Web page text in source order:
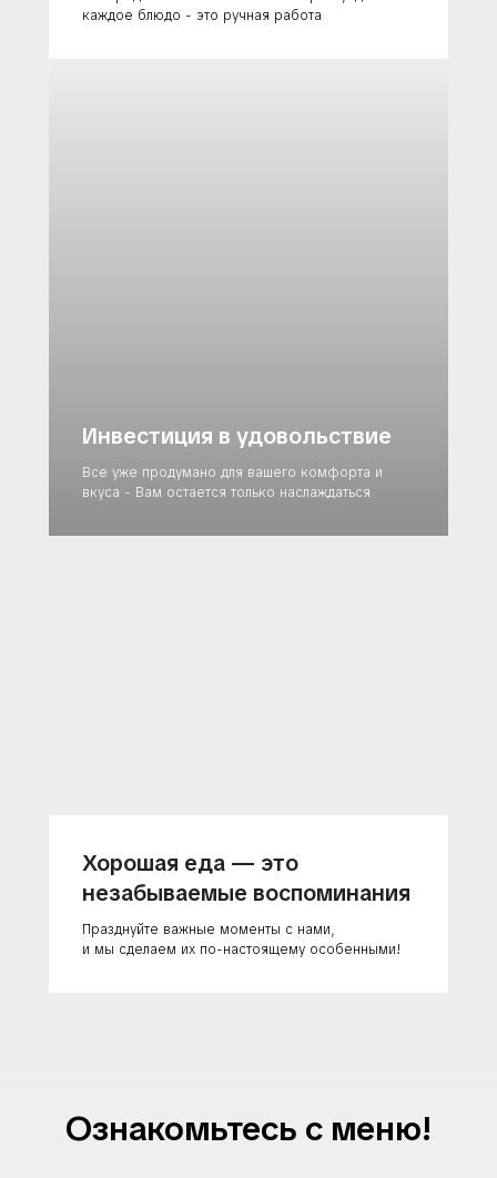
каждое блюдо - это ручная работа
Инвестиция в удовольствие
Все уже продумано для вашего комфорта и
вкуса - Вам остается только наслаждаться
Хорошая еда — это
незабываемые воспоминания
Празднуйте важные моменты с нами,
и мы сделаем их по-настоящему особенными!
Ознакомьтесь с меню!